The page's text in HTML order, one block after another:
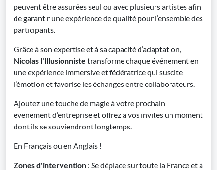
peuvent être assurées seul ou avec plusieurs artistes afin
de garantir une expérience de qualité pour l’ensemble des
participants.
Grâce à son expertise et à sa capacité d’adaptation,
Nicolas l'Illusionniste transforme chaque événement en
une expérience immersive et fédératrice qui suscite
l’émotion et favorise les échanges entre collaborateurs.
Ajoutez une touche de magie à votre prochain
événement d’entreprise et offrez à vos invités un moment
dont ils se souviendront longtemps.
En Français ou en Anglais !
Zones d'intervention : Se déplace sur toute la France et à